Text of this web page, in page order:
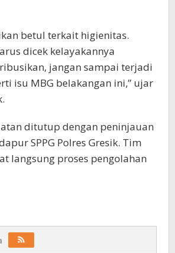
betul terkait higienitas.
dicek kelayakannya
jangan sampai terjadi
isu MBG belakangan ini,” ujar
ditutup dengan peninjauan
SPPG Polres Gresik. Tim
langsung proses pengolahan